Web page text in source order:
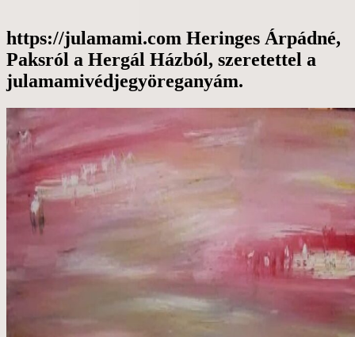
https://julamami.com Heringes Árpádné,
Paksról a Hergál Házból, szeretettel a
julamamivédjegyöreganyám.